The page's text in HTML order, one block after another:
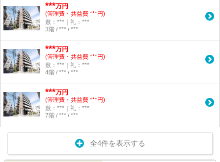
***万円
(管理費・共益費 ***円)
敷：***｜礼：***
3階 / *** / ***
***万円
(管理費・共益費 ***円)
敷：***｜礼：***
4階 / *** / ***
***万円
(管理費・共益費 ***円)
敷：***｜礼：***
7階 / *** / ***
全4件を表示する